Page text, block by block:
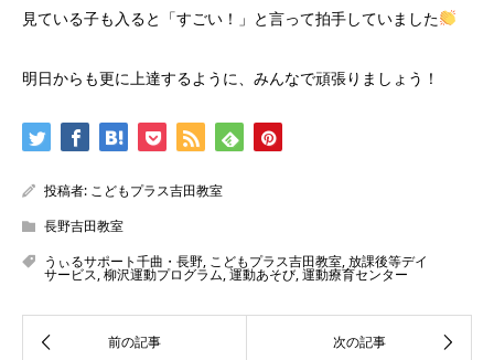
見ている子も入ると「すごい！」と言って拍手していました
明日からも更に上達するように、みんなで頑張りましょう！
投稿者: こどもプラス吉田教室
長野吉田教室
うぃるサポート千曲・長野, こどもプラス吉田教室,放課後等デイ
サービス,柳沢運動プログラム,運動あそび,運動療育センター